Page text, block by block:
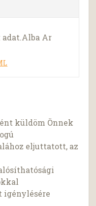
Ar
küldöm Önnek
eljuttatott, az
igénylésére